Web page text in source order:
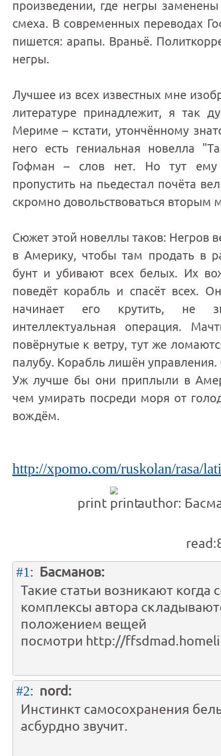
произведении, где негры
смеха. В современных переводах
пишется: арапы. Враньё.
негры.
Лучшее из всех известных мне
литературе принадлежит, я так
Мериме – кстати, утончённому
него есть гениальная новелла
Гофман – слов нет. Но тут ему
пропустить на пьедестал почёта
скромно довольствоваться вторым
Сюжет этой новеллы таков: Негров
в Америку, чтобы там продать в
бунт и убивают всех белых. Их
поведёт корабль и спасёт всех.
начинает его крутить, не
интеллектуальная операция.
повёрнутые к ветру, тут же
палубу. Корабль лишён
Уж лучше бы они приплыли в
чем умирать посреди моря от
вождём.
http://xpomo.com/ruskolan/rasa/
print author:
#1: Басманов:
Такие статьи возникают когда
комплексы автора
положением вещей
посмотри http://
#2: nord:
Инстинкт самосохранения
асбурдно звучит.